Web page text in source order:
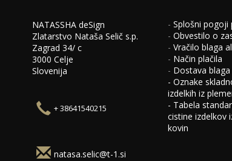
NATASSHA deSign
Zlatarstvo Nataša Selič s.p.
Zagrad 34/ c
3000 Celje
Slovenija
+ 38641540215
natasa.selic@t-1.si
- Splošni pogoji
- Obvestilo o
- Vračilo blaga
- Način plačila
- Dostava
- Oznake
izdelkih iz
- Tabela
cistine izdelkov
kovin